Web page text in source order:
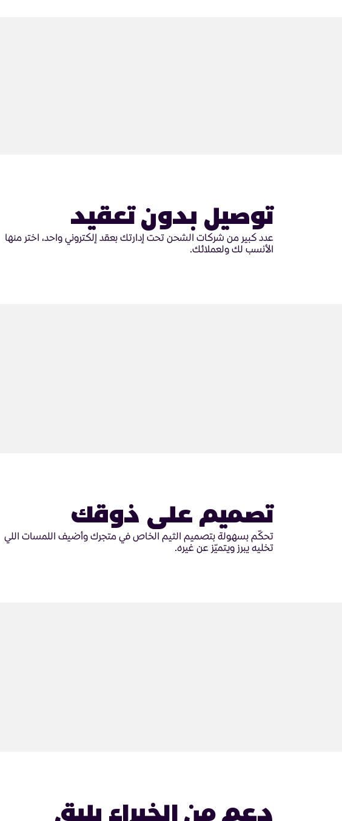
توصيل بدون تعقيد
عدد كبير من شركات الشحن تحت إدارتك بعقد إلكتروني واحد، اختر منها
الأنسب لك ولعملائك.
تصميم على ذوقك
تحكّم بسهولة بتصميم الثيم الخاص في متجرك وأضيف اللمسات اللي
تخليه يبرز ويتميّز عن غيره.
دعم من الخبراء يليق